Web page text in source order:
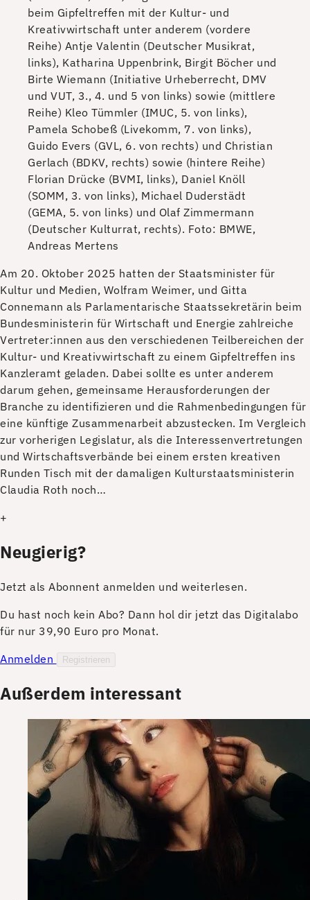
beim Gipfeltreffen mit der Kultur- und
Kreativwirtschaft unter anderem (vordere
Reihe) Antje Valentin (Deutscher Musikrat,
links), Katharina Uppenbrink, Birgit Böcher und
Birte Wiemann (Initiative Urheberrecht, DMV
und VUT, 3., 4. und 5 von links) sowie (mittlere
Reihe) Kleo Tümmler (IMUC, 5. von links),
Pamela Schobeß (Livekomm, 7. von links),
Guido Evers (GVL, 6. von rechts) und Christian
Gerlach (BDKV, rechts) sowie (hintere Reihe)
Florian Drücke (BVMI, links), Daniel Knöll
(SOMM, 3. von links), Michael Duderstädt
(GEMA, 5. von links) und Olaf Zimmermann
(Deutscher Kulturrat, rechts). Foto: BMWE,
Andreas Mertens
Am 20. Oktober 2025 hatten der Staatsminister für
Kultur und Medien, Wolfram Weimer, und Gitta
Connemann als Parlamentarische Staatssekretärin beim
Bundesministerin für Wirtschaft und Energie zahlreiche
Vertreter:innen aus den verschiedenen Teilbereichen der
Kultur- und Kreativwirtschaft zu einem Gipfeltreffen ins
Kanzleramt geladen. Dabei sollte es unter anderem
darum gehen, gemeinsame Herausforderungen der
Branche zu identifizieren und die Rahmenbedingungen für
eine künftige Zusammenarbeit abzustecken. Im Vergleich
zur vorherigen Legislatur, als die Interessenvertretungen
und Wirtschaftsverbände bei einem ersten kreativen
Runden Tisch mit der damaligen Kulturstaatsministerin
Claudia Roth noch…
+
Neugierig?
Jetzt als Abonnent anmelden und weiterlesen.
Du hast noch kein Abo? Dann hol dir jetzt das Digitalabo
für nur 39,90 Euro pro Monat.
Anmelden
Registrieren
Außerdem interessant